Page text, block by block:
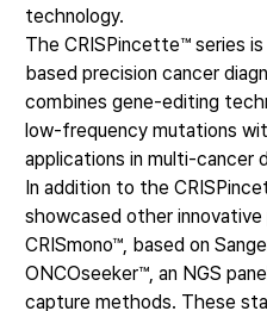
technology.
The CRISPincette™ series
based precision cancer
combines gene-editing
low-frequency mutations
applications in multi-cancer
In addition to the
showcased other innovative
CRISmono™, based on
ONCOseeker™, an NGS
capture methods. These